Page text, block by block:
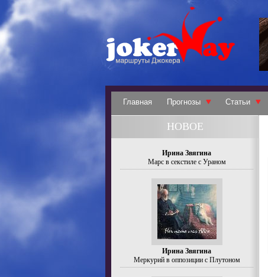
Главная Прогнозы Статьи
НОВОЕ
Ирина Звягина
Марс в секстиле с Ураном
Ирина Звягина
Меркурий в оппозиции с Плутоном